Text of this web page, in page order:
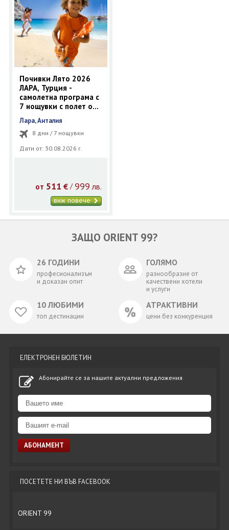
Почивки Лято 2026
ЛАРА, Турция -
самолетна програма с
7 нощувки с полет от
Варна
Лара, Анталия
8 дни / 7 нощувки
Дати от: 30.08.2026 г.
от 511 €/ 999 лв.
виж повече
ЗАЩО ORIENT 99?
26 ГОДИНИ
професионализъм
и доказан опит
ГОЛЯМО
разнообразие от
качествени хотели
и услуги
10 ЛЮБИМИ
топ дестинации
АТРАКТИВНИ
цени без конкуренция
ЕЛЕКТРОНЕН БЮЛЕТИН
Абонирайте се за нашите актуални предложения
ПОСЕТЕТЕ НИ ВЪВ FACEBOOK
ORIENT 99